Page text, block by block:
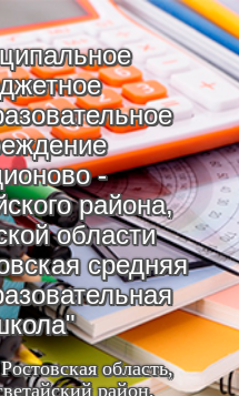
-
района,
области
средняя
область,
район,